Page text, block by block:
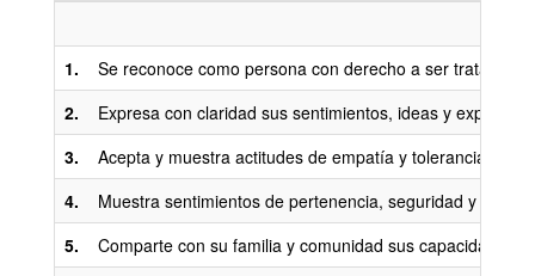
1.
Se reconoce como persona con derecho a ser tratada
2.
Expresa con claridad sus sentimientos, ideas y
3.
Acepta y muestra actitudes de empatía y tolerancia
4.
Muestra sentimientos de pertenencia, seguridad y
5.
Comparte con su familia y comunidad sus capacidades